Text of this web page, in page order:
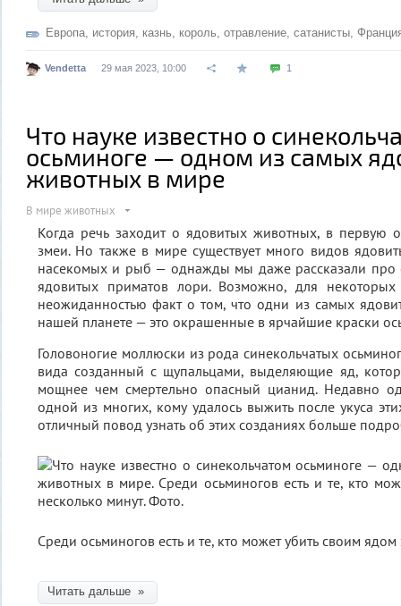
Европа, история, казнь, король, отравление, сатанисты,
Vendetta 29 мая 2023, 10:00 1
Что науке известно о
осьминоге — одном из самых
животных в мире
В мире животных
Когда речь заходит о ядовитых животных, в первую
змеи. Но также в мире существует много видов
насекомых и рыб — однажды мы даже рассказали про
ядовитых приматов лори. Возможно, для
неожиданностью факт о том, что одни из самых
нашей планете — это окрашенные в ярчайшие краски
Головоногие моллюски из рода синекольчатых
вида созданный с щупальцами, выделяющие яд,
мощнее чем смертельно опасный цианид. Недавно
одной из многих, кому удалось выжить после укуса
отличный повод узнать об этих созданиях больше
Среди осьминогов есть и те, кто может убить своим
Читать дальше »